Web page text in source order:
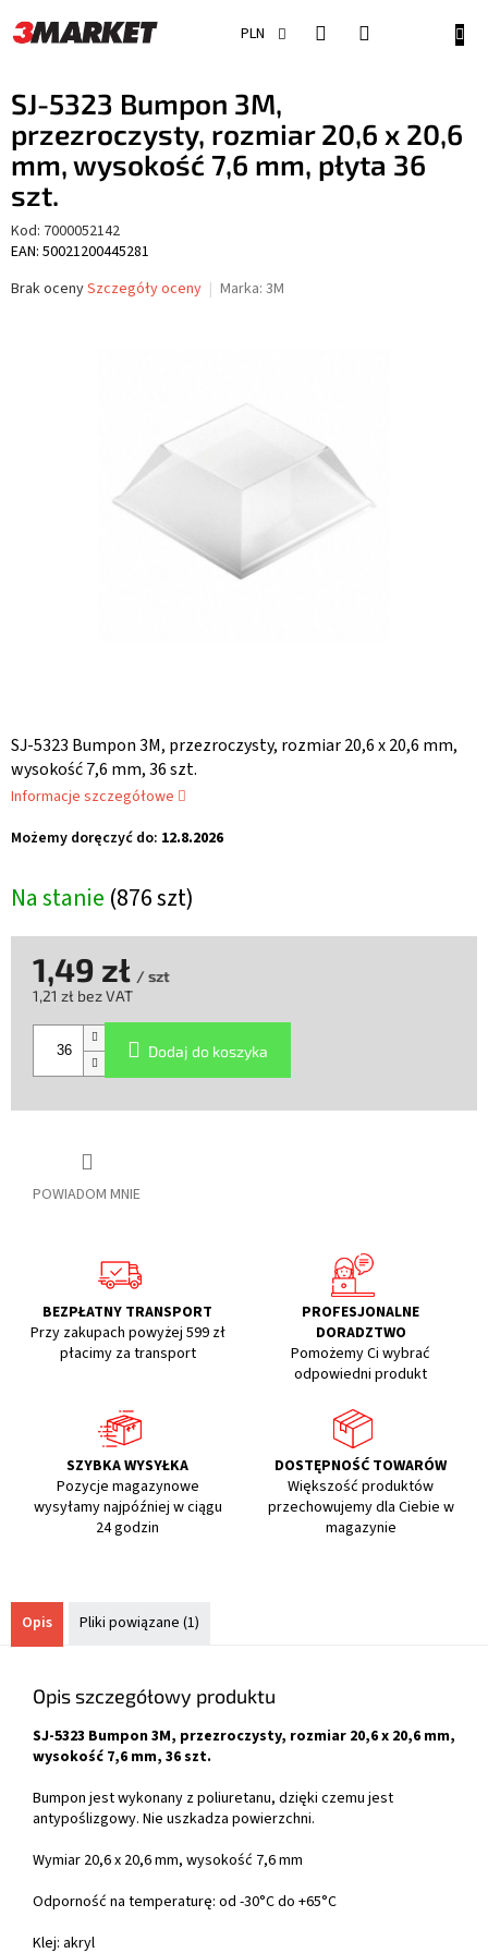
do
treści
PLN
SJ-5323 Bumpon 3M,
przezroczysty, rozmiar 20,6 x 20,6
mm, wysokość 7,6 mm, płyta 36
szt.
Kod: 7000052142
EAN: 50021200445281
Średnia
Brak ocenySzczegóły oceny Marka: 3M
Na stanie (876 szt)
Możemy doręczyć do: 12.8.2026
SJ-5323 Bumpon 3M, przezroczysty, rozmiar 20,6 x 20,6 mm,
wysokość 7,6 mm, 36 szt.
Informacje szczegółowe
POWIADOM MNIE
1,49 zł / szt
1,21 zł bez VAT
jednostkowa:
Dodaj do koszyka
BEZPŁATNY TRANSPORT
Przy zakupach powyżej 599 zł
płacimy za transport
PROFESJONALNE
DORADZTWO
Pomożemy Ci wybrać
odpowiedni produkt
SZYBKA WYSYŁKA
Pozycje magazynowe
wysyłamy najpóźniej w ciągu
24 godzin
DOSTĘPNOŚĆ TOWARÓW
Większość produktów
przechowujemy dla Ciebie w
magazynie
Opis Pliki powiązane (1)
Opis szczegółowy produktu
SJ-5323 Bumpon 3M, przezroczysty, rozmiar 20,6 x 20,6 mm,
wysokość 7,6 mm, 36 szt.
Bumpon jest wykonany z poliuretanu, dzięki czemu jest
antypoślizgowy. Nie uszkadza powierzchni.
Wymiar 20,6 x 20,6 mm, wysokość 7,6 mm
Odporność na temperaturę: od -30°C do +65°C
Klej: akryl